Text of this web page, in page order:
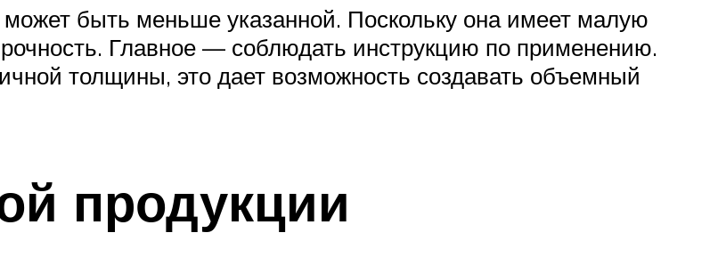
быть меньше указанной. Поскольку она имеет малую
Главное — соблюдать инструкцию по применению.
толщины, это дает возможность создавать объемный
продукции